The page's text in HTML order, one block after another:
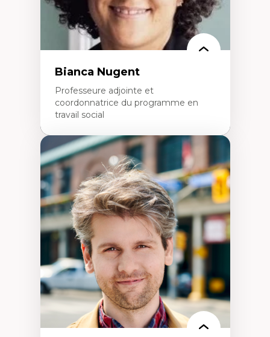
Bianca Nugent
Professeure adjointe et
coordonnatrice du programme en
travail social
Expertises
Travail social, action et justice sociale
Fondements de l’intervention et des
nouvelles pratiques en travail social et en
éducation inclusive
Minorités linguistiques, offre active et
francophonie plurielle en contexte
linguistique minoritaire
Études critiques sur le handicap, la
neurodiversité, l'agentivité et les injustices
épistémiques
Intersectionnalité et réalités 2SLGBTQ+
Méthodes d’interventions et approches
antiraciste, décoloniale, anti-oppressive
Approche interculturelle critique
Pair-aidance, proche aidance, famille
choisie et soutien mutuel
Intervention de groupe, communautaire,